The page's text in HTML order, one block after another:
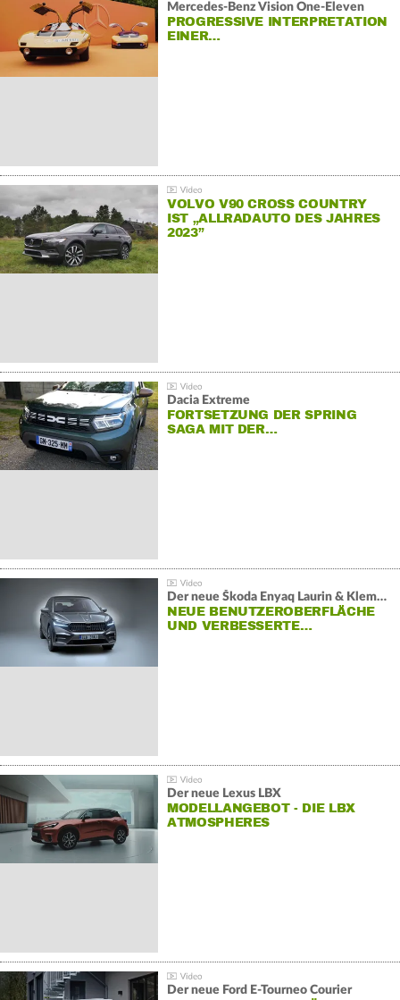
Mercedes-Benz Vision One-Eleven
PROGRESSIVE INTERPRETATION
EINER…
VOLVO V90 CROSS COUNTRY
IST „ALLRADAUTO DES JAHRES
2023”
Dacia Extreme
FORTSETZUNG DER SPRING
SAGA MIT DER…
Der neue Škoda Enyaq Laurin & Klement
NEUE BENUTZEROBERFLÄCHE
UND VERBESSERTE…
Der neue Lexus LBX
MODELLANGEBOT - DIE LBX
ATMOSPHERES
Der neue Ford E-Tourneo Courier